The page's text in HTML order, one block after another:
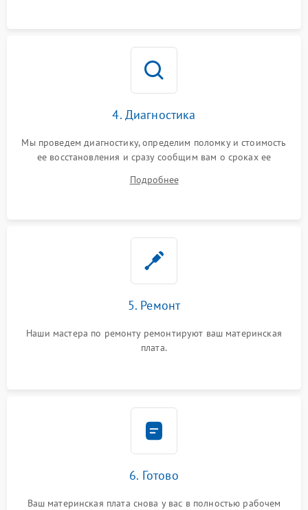
4. Диагностика
Мы проведем диагностику, определим поломку и стоимость
ее восстановления и сразу сообщим вам о сроках ее
Подробнее
5. Ремонт
Наши мастера по ремонту ремонтируют ваш материнская
плата.
6. Готово
Ваш материнская плата снова у вас в полностью рабочем